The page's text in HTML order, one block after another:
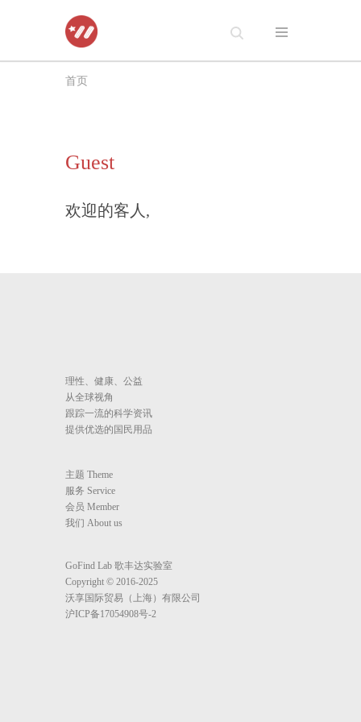
至
首页
Guest
欢迎的客人,
理性、健康、公益
从全球视角
跟踪一流的科学资讯
提供优选的国民用品
主题 Theme
服务 Service
会员 Member
我们 About us
GoFind Lab 歌丰达实验室
Copyright © 2016-2025
沃享国际贸易（上海）有限公司
沪ICP备17054908号-2